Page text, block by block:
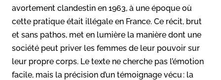
avortement clandestin en 1963, à une époque où
cette pratique était illégale en France. Ce récit, brut
et sans pathos, met en lumière la manière dont une
société peut priver les femmes de leur pouvoir sur
leur propre corps. Le texte ne cherche pas l’émotion
facile, mais la précision d’un témoignage vécu : la